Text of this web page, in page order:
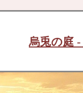
烏兎の庭 -